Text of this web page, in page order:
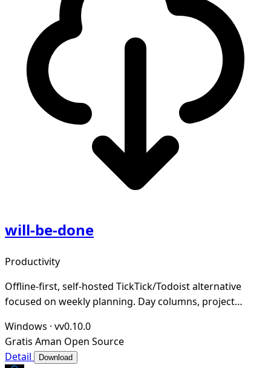
will-be-done
Productivity
Offline-first, self-hosted TickTick/Todoist alternative
focused on weekly planning. Day columns, project
Windows · vv0.10.0
Gratis Aman Open Source
Detail
Download